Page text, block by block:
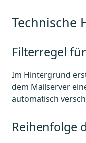
Technische
Filterregel
Im Hintergrund
dem Mailserver
automatisch
Reihenfolge